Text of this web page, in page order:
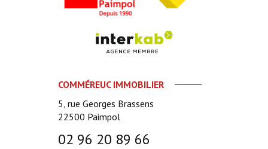
COMMÉREUC IMMOBILIER
5, rue Georges Brassens
22500 Paimpol
02 96 20 89 66